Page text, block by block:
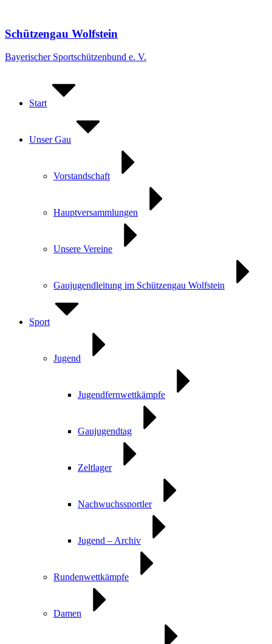
springen
Schützengau Wolfstein
Bayerischer Sportschützenbund e. V.
Start
Unser Gau
Vorstandschaft
Hauptversammlungen
Unsere Vereine
Gaujugendleitung im Schützengau Wolfstein
Sport
Jugend
Jugendfernwettkämpfe
Gaujugendtag
Zeltlager
Nachwuchssportler
Jugend – Archiv
Rundenwettkämpfe
Damen